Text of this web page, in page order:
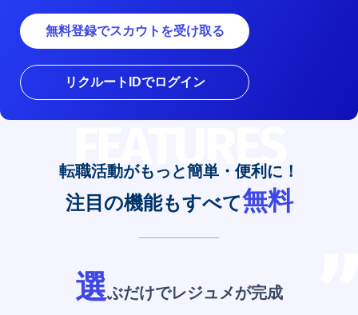
無料登録でスカウトを受け取る
リクルートIDでログイン
FEATURES
転職活動がもっと簡単・便利に！
注目の機能もすべて無料
選ぶだけでレジュメが完成